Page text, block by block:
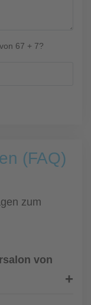
67 + 7?
(FAQ)
zum
von